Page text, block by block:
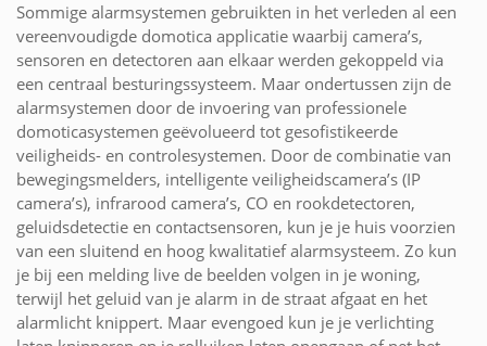
Sommige alarmsystemen gebruikten in het verleden al een
vereenvoudigde domotica applicatie waarbij camera’s,
sensoren en detectoren aan elkaar werden gekoppeld via
een centraal besturingssysteem. Maar ondertussen zijn de
alarmsystemen door de invoering van professionele
domoticasystemen geëvolueerd tot gesofistikeerde
veiligheids- en controlesystemen. Door de combinatie van
bewegingsmelders, intelligente veiligheidscamera’s (IP
camera’s), infrarood camera’s, CO en rookdetectoren,
geluidsdetectie en contactsensoren, kun je je huis voorzien
van een sluitend en hoog kwalitatief alarmsysteem. Zo kun
je bij een melding live de beelden volgen in je woning,
terwijl het geluid van je alarm in de straat afgaat en het
alarmlicht knippert. Maar evengoed kun je je verlichting